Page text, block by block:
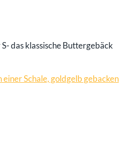
das klassische Buttergebäck